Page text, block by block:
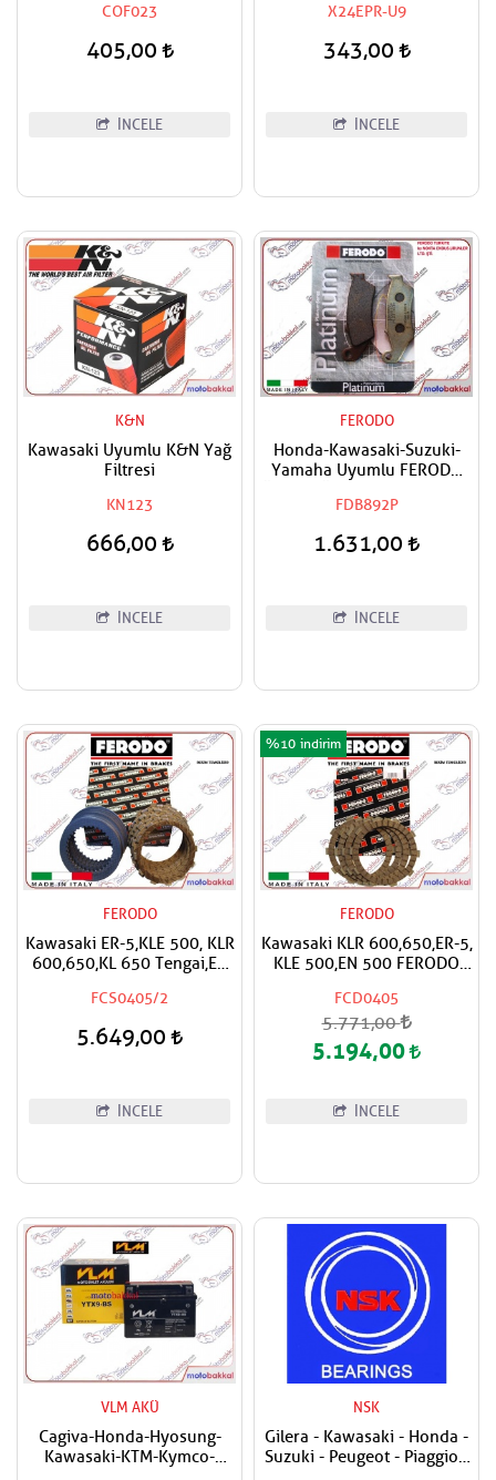
COF023
405,00
İNCELE
Denso Buji
X24EPR-U9
343,00
İNCELE
K&N
Kawasaki Uyumlu K&N Yağ
Filtresi
KN123
666,00
İNCELE
FERODO
Honda-Kawasaki-Suzuki-
Yamaha Uyumlu FERODO
Balatası
FDB892P
1.631,00
İNCELE
FERODO
Kawasaki ER-5,KLE 500, KLR
600,650,KL 650 Tengai,EN
Balata ve Sac Takımı
FCS0405/2
5.649,00
İNCELE
FERODO
Kawasaki KLR 600,650,ER-5,
KLE 500,EN 500 FERODO
FCD0405
%10
5.771,00
5.194,00
İNCELE
VLM AKÜ
Cagiva-Honda-Hyosung-
Kawasaki-KTM-Kymco-
NSK
Gilera - Kawasaki - Honda -
Suzuki - Peugeot - Piaggio -